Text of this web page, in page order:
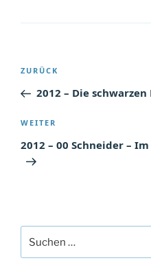
Beitragsnavigation
Vorheriger
Beitrag
ZURÜCK
2012 – Die
Nächster
Beitrag
WEITER
2012 – 00 Schneider –
nach: